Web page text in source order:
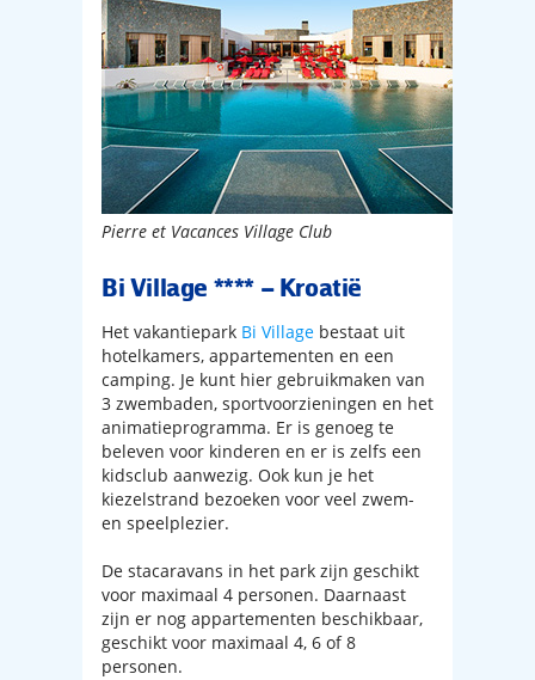
Pierre et Vacances Village Club
Bi Village **** – Kroatië
Het vakantiepark Bi Village bestaat uit
hotelkamers, appartementen en een
camping. Je kunt hier gebruikmaken van
3 zwembaden, sportvoorzieningen en het
animatieprogramma. Er is genoeg te
beleven voor kinderen en er is zelfs een
kidsclub aanwezig. Ook kun je het
kiezelstrand bezoeken voor veel zwem-
en speelplezier.
De stacaravans in het park zijn geschikt
voor maximaal 4 personen. Daarnaast
zijn er nog appartementen beschikbaar,
geschikt voor maximaal 4, 6 of 8
personen.